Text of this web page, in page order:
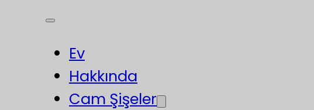
Ev
Hakkında
Cam Şişeler